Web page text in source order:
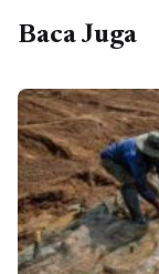
Baca Juga